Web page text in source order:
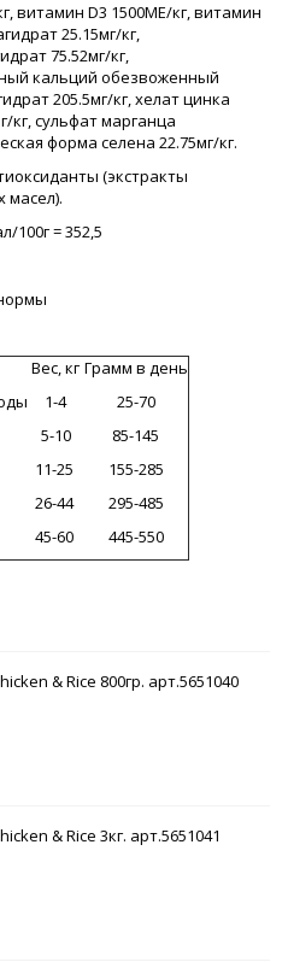
витамин D3 1500МЕ/кг, витамин
25.15мг/кг,
75.52мг/кг,
кальций обезвоженный
205.5мг/кг, хелат цинка
кг, сульфат марганца
форма селена 22.75мг/кг.
(экстракты
масел).
100г = 352,5
Вес, кг Грамм в день
1-4
25-70
5-10
85-145
11-25
155-285
26-44
295-485
45-60 445-550
& Rice 800гр. арт.5651040
& Rice 3кг. арт.5651041